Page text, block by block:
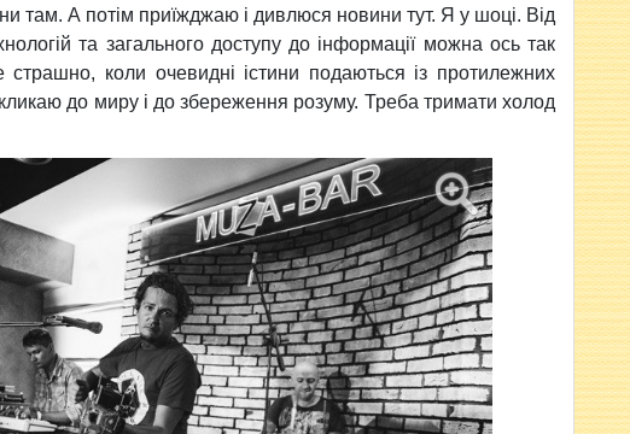
там. А потім приїжджаю і дивлюся новини тут. Я у шоці. Від
та загального доступу до інформації можна ось так
коли очевидні істини подаються із протилежних
до миру і до збереження розуму. Треба тримати холод